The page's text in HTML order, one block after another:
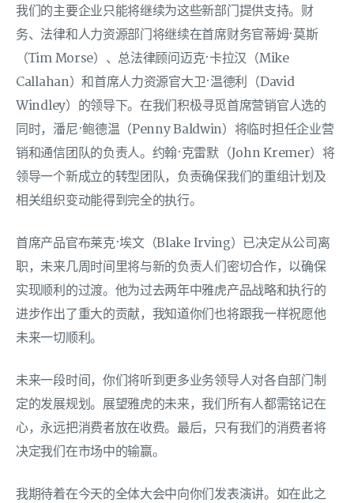
我们的主要企业只能将继续为这些新部门提供支持。财
务、法律和人力资源部门将继续在首席财务官蒂姆·莫斯
（Tim Morse）、总法律顾问迈克·卡拉汉（Mike
Callahan）和首席人力资源官大卫·温德利（David
Windley）的领导下。在我们积极寻觅首席营销官人选的
同时，潘尼·鲍德温（Penny Baldwin）将临时担任企业营
销和通信团队的负责人。约翰·克雷默（John Kremer）将
领导一个新成立的转型团队，负责确保我们的重组计划及
相关组织变动能得到完全的执行。
首席产品官布莱克·埃文（Blake Irving）已决定从公司离
职，未来几周时间里将与新的负责人们密切合作，以确保
实现顺利的过渡。他为过去两年中雅虎产品战略和执行的
进步作出了重大的贡献，我知道你们也将跟我一样祝愿他
未来一切顺利。
未来一段时间，你们将听到更多业务领导人对各自部门制
定的发展规划。展望雅虎的未来，我们所有人都需铭记在
心，永远把消费者放在收费。最后，只有我们的消费者将
决定我们在市场中的输赢。
我期待着在今天的全体大会中向你们发表演讲。如在此之